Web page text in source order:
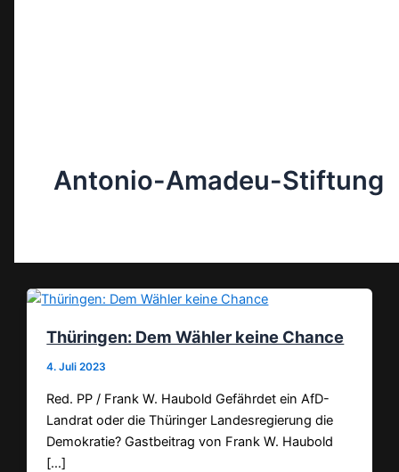
Antonio-Amadeu-Stiftung
Thüringen: Dem Wähler keine Chance
4. Juli 2023
Red. PP / Frank W. Haubold Gefährdet ein AfD-
Landrat oder die Thüringer Landesregierung die
Demokratie? Gastbeitrag von Frank W. Haubold
[…]